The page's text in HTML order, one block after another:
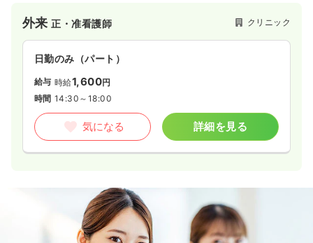
外来正・准看護師 クリニック
日勤のみ（パート）
給与 時給1,600円
時間 14:30～18:00
気になる 詳細を見る